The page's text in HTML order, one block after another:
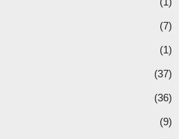
(7)
(1)
(37)
(36)
(9)